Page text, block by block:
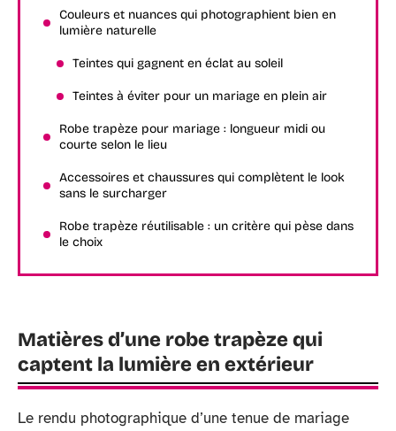
Couleurs et nuances qui photographient bien en
lumière naturelle
Teintes qui gagnent en éclat au soleil
Teintes à éviter pour un mariage en plein air
Robe trapèze pour mariage : longueur midi ou
courte selon le lieu
Accessoires et chaussures qui complètent le look
sans le surcharger
Robe trapèze réutilisable : un critère qui pèse dans
le choix
Matières d’une robe trapèze qui
captent la lumière en extérieur
Le rendu photographique d’une tenue de mariage